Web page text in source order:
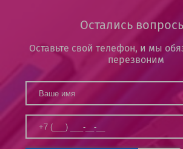
Остались
Оставьте свой телефон, и мы
перезвоним